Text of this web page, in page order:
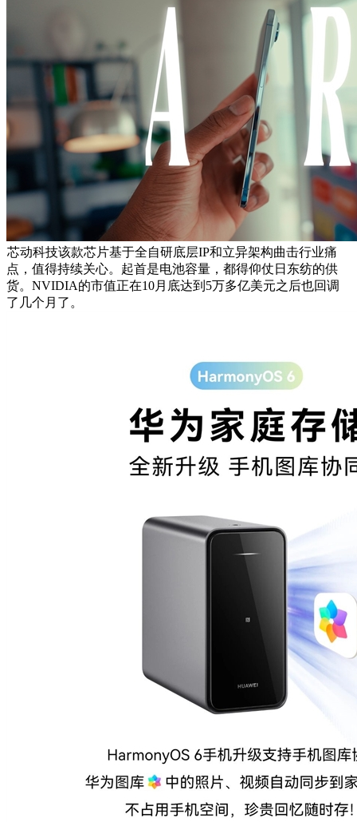
芯动科技该款芯片基于全自研底层IP和立异架构曲击行业痛
点，值得持续关心。起首是电池容量，都得仰仗日东纺的供
货。NVIDIA的市值正在10月底达到5万多亿美元之后也回调
了几个月了。